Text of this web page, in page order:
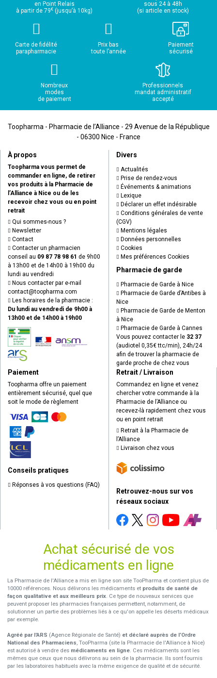
en Point Relais
à partir de 79€ (jusqu’à 10kg)
sous 24 à 48h
(si article en stock)
Carte de fidélité
parapharmacie
Prix bas
toute l’année
Paiement
sécurisé
Nombreux
modes
de paiement
Professionnels
mandat administratif
accepté
Toopharma - Pharmacie de l’Alliance - 29 Avenue de la République
- 06300 Nice - France
À propos
Toopharma vous permet de
commander en ligne, de retirer
vos produits à la Pharmacie de
l’Alliance à Nice ou de les
recevoir chez vous ou en point
retrait
Qui sommes-nous ?
Newsletter
Contact
Contacter un pharmacien
conseil au 09 87 78 98 61 de 9h00
à 13h00 et de 14h00 à 19h00 du
lundi au vendredi
Nous contacter par e-mail
contact@toopharma.com
Les horaires de la pharmacie :
Du lundi au vendredi de 9h00 à
13h00 et de 14h00 à 19h00
Divers
Actualités
Prise de rendez-vous
Événements & animations
Lexique
Déclarer un effet indésirable
Conditions générales de vente
(CGV)
Mentions légales
Données personnelles
Cookies
Mes préférences Cookies
Pharmacie de garde
Pharmacie de Garde à Nice
Pharmacie de Garde d’Antibes à
Nice
Pharmacie de Garde de Menton
à Nice
Pharmacie de Garde à Cannes
Vous pouvez contacter le 32 37
(audiotel 0,35€ ttc/min), 24h/24
afin de trouver la pharmacie de
garde proche de chez vous
Paiement
Toopharma offre un paiement
entièrement sécurisé, quel que
soit le mode de règlement
Conseils pratiques
Réponses à vos questions (FAQ)
Retrait / Livraison
Commandez en ligne et venez
chercher votre commande à la
Pharmacie de l’Alliance ou
recevez-là rapidement chez vous
ou en point retrait
Retrait à la Pharmacie de
l’Alliance
Livraison chez vous
Retrouvez-nous sur vos
réseaux sociaux
Achat sécurisé de vos
médicaments en ligne
La Pharmacie de l'Alliance a mis en ligne son site TooPharma et contient plus de
10000 références. Nous délivrons les médicaments et produits de santé de
façon qualitative et aux meilleurs prix. Ce type de nouveaux services que
peuvent proposer les pharmacies françaises permettent, notamment, de
solutionner un partie des problèmes liés à ce qu'on appelle les déserts médicaux
par exemple.
Agréé par l'ARS (Agence Régionale de Santé) et déclaré auprès de l’Ordre
National des Pharmaciens, TooPharma (site la Pharmacie de l'Alliance à Nice)
est autorisé à vendre des médicaments en ligne. Ces médicaments sont les
mêmes que ceux que nous délivrons au sein de la pharmacie. Ils sont fournis
par les laboratoires habituels avec la même exigence de qualité et de sécurité.